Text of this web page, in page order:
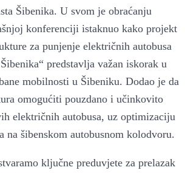
Šibenika. U svom je obraćanju
konferenciji istaknuo kako projekt
za punjenje električnih autobusa
predstavlja važan iskorak u
mobilnosti u Šibeniku. Dodao je da
omogućiti pouzdano i učinkovito
električnih autobusa, uz optimizaciju
na šibenskom autobusnom kolodvoru.
ključne preduvjete za prelazak